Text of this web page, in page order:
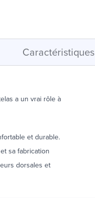
Caractéristiques
a un vrai rôle à
et durable.
sa fabrication
dorsales et